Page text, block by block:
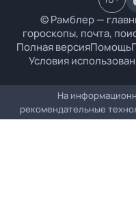
© Рамблер —
гороскопы, почта,
Полная версияПомощь
Условия
На
рекомендательные